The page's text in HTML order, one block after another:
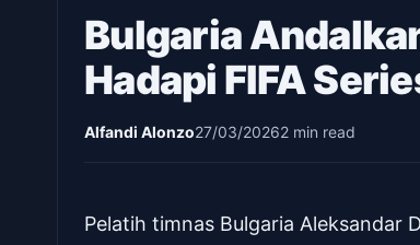
Bulgaria
Hadapi FIFA
Alfandi Alonzo27/03/20262 min read
Pelatih timnas Bulgaria Aleksandar